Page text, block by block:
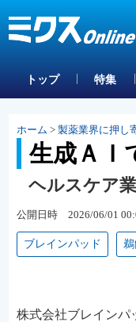
トップ 特集
ホーム > 製薬業界に押し
生成ＡＩ
ヘルスケア
公開日時 2026/06/01
ブレインパッド
株式会社ブレインパ